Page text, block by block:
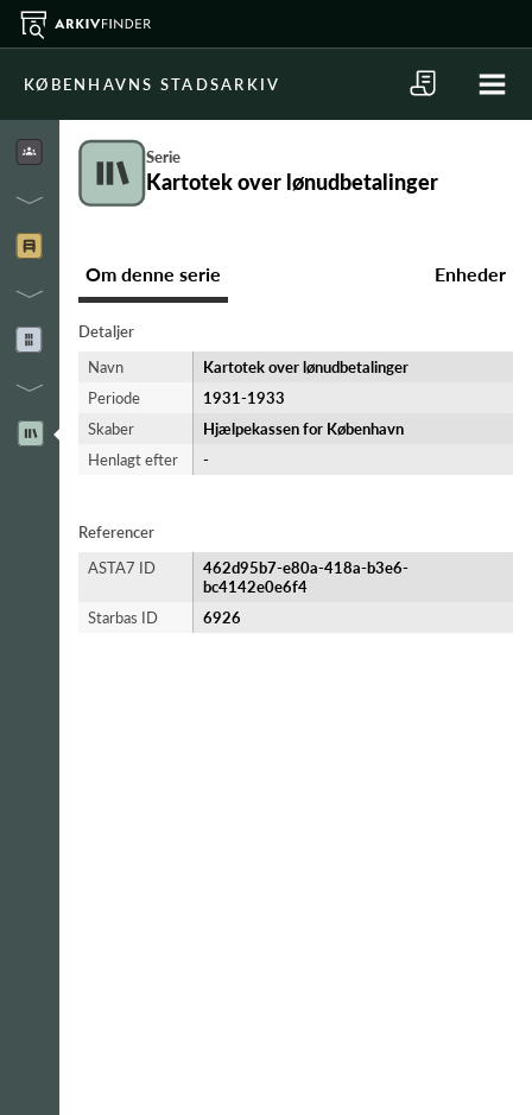
KØBENHAVNS STADSARKIV
Serie
Kartotek over lønudbetalinger
Om denne serie Enheder
Detaljer
Navn
Kartotek over lønudbetalinger
Periode
1931-​1933
Skaber
Hjælpekassen for København
Henlagt efter
-
Referencer
ASTA7 ID
462d95b7-e80a-418a-b3e6-
bc4142e0e6f4
Starbas ID
6926